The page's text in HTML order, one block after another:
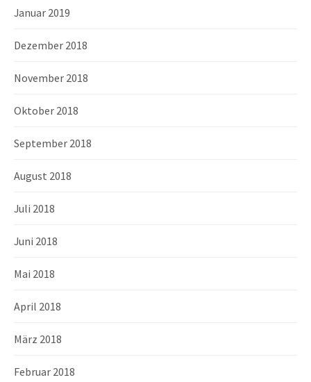
Januar 2019
Dezember 2018
November 2018
Oktober 2018
September 2018
August 2018
Juli 2018
Juni 2018
Mai 2018
April 2018
März 2018
Februar 2018